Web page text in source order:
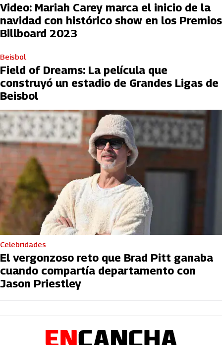
Video: Mariah Carey marca el inicio de la
navidad con histórico show en los Premios
Billboard 2023
Beisbol
Field of Dreams: La película que
construyó un estadio de Grandes Ligas de
Beisbol
Celebridades
El vergonzoso reto que Brad Pitt ganaba
cuando compartía departamento con
Jason Priestley